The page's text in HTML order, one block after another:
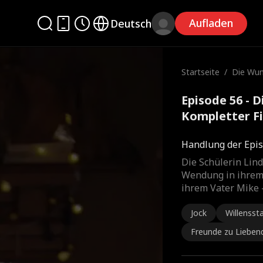
Deutsch Aufladen
Startseite / Die
Episode 56 -
Kompletter
Handlung der
Die Schülerin
Wendung in
ihrem Vater Mike
Jock
Freunde zu